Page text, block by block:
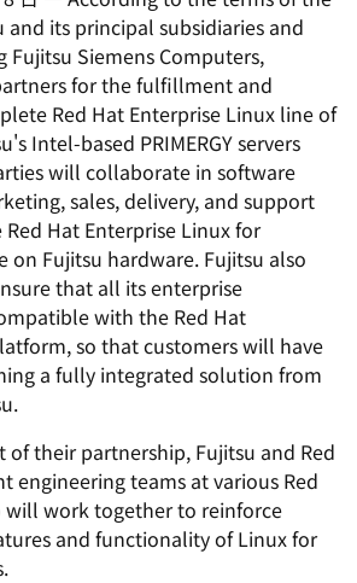
and its principal subsidiaries and
Fujitsu Siemens Computers,
for the fulfillment and
Red Hat Enterprise Linux line of
Intel-based PRIMERGY servers
will collaborate in software
sales, delivery, and support
Hat Enterprise Linux for
on Fujitsu hardware. Fujitsu also
that all its enterprise
with the Red Hat
so that customers will have
a fully integrated solution from
of their partnership, Fujitsu and Red
engineering teams at various Red
will work together to reinforce
and functionality of Linux for